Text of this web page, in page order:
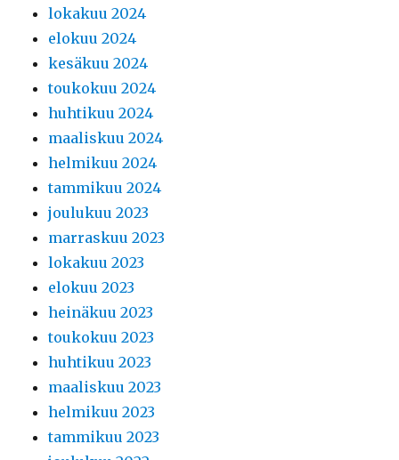
lokakuu 2024
elokuu 2024
kesäkuu 2024
toukokuu 2024
huhtikuu 2024
maaliskuu 2024
helmikuu 2024
tammikuu 2024
joulukuu 2023
marraskuu 2023
lokakuu 2023
elokuu 2023
heinäkuu 2023
toukokuu 2023
huhtikuu 2023
maaliskuu 2023
helmikuu 2023
tammikuu 2023